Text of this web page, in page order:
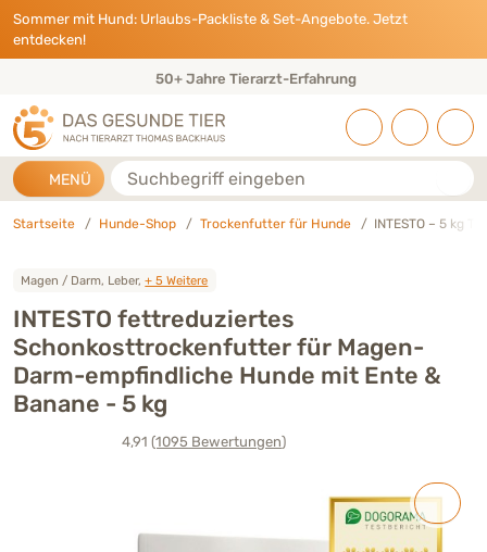
Direkt zu:
INHALT
HAUPTMENÜ
FOOTER
Sommer mit Hund: Urlaubs-Packliste & Set-Angebote. Jetzt
entdecken!
Eigene Tierarztpraxis & Expertenteam
MENÜ Suche
Startseite Hunde-Shop Trockenfutter für Hunde INTESTO – 5 kg
Magen / Darm, Leber,+ 5 Weitere
INTESTO fettreduziertes
Schonkosttrockenfutter für Magen-
Darm-empfindliche Hunde mit Ente &
Banane - 5 kg
4,91(1095 Bewertungen)